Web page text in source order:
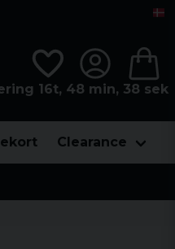
16t, 48 min, 38 sek
Clearance